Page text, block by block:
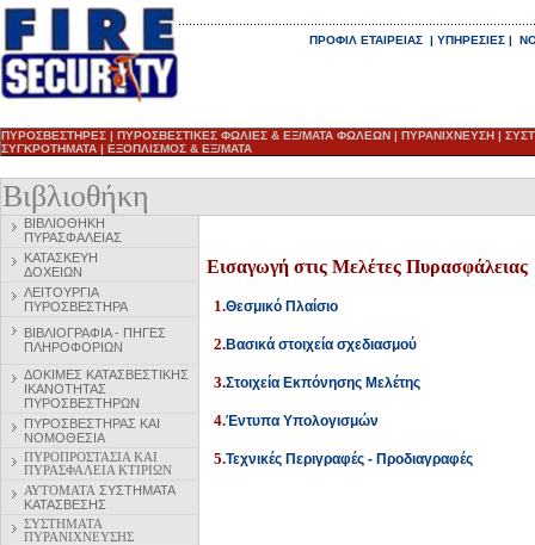
ΠΡΟΦΙΛ ΕΤΑΙΡΕΙΑΣ | ΥΠΗΡΕΣΙΕΣ |
ΠΥΡΟΣΒΕΣΤΗΡΕΣ | ΠΥΡΟΣΒΕΣΤΙΚΕΣ ΦΩΛΙΕΣ & ΕΞ/ΜΑΤΑ ΦΩΛΕΩΝ | ΠΥΡΑΝΙΧΝΕΥΣΗ |
ΣΥΓΚΡΟΤΗΜΑΤΑ | ΕΞΟΠΛΙΣΜΟΣ & ΕΞ/ΜΑΤΑ
Βιβλιοθήκη
ΒΙΒΛΙΟΘΗΚΗ
ΠΥΡΑΣΦΑΛΕΙΑΣ
ΚΑΤΑΣΚΕΥΗ
ΔΟΧΕΙΩΝ
ΛΕΙΤΟΥΡΓΙΑ
ΠΥΡΟΣΒΕΣΤΗΡΑ
ΒΙΒΛΙΟΓΡΑΦΙΑ - ΠΗΓΕΣ
ΠΛΗΡΟΦΟΡΙΩΝ
ΔΟΚΙΜΕΣ ΚΑΤΑΣΒΕΣΤΙΚΗΣ
ΙΚΑΝΟΤΗΤΑΣ
ΠΥΡΟΣΒΕΣΤΗΡΩΝ
ΠΥΡΟΣΒΕΣΤΗΡΑΣ ΚΑΙ
ΝΟΜΟΘΕΣΙΑ
ΠΥΡΟΠΡΟΣΤΑΣΙΑ ΚΑΙ
ΠΥΡΑΣΦΑΛΕΙΑ ΚΤΙΡΙΩΝ
ΑΥΤΟΜΑΤΑ ΣΥΣΤΗΜΑΤΑ
ΚΑΤΑΣΒΕΣΗΣ
ΣΥΣΤΗΜΑΤΑ
ΠΥΡΑΝΙΧΝΕΥΣΗΣ
Εισαγωγή στις Μελέτες Πυρασφάλειας
1.Θεσμικό Πλαίσιο
2.Βασικά στοιχεία σχεδιασμού
3.Στοιχεία Εκπόνησης Μελέτης
4.Έντυπα Υπολογισμών
5.Τεχνικές Περιγραφές - Προδιαγραφές